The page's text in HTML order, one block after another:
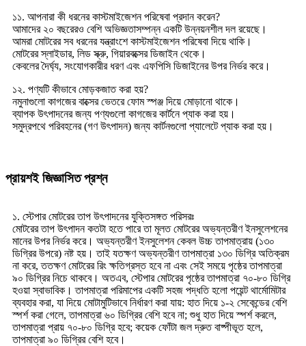
১১. আপনারা কী ধরনের কাস্টমাইজেশন পরিষেবা প্রদান করেন?
আমাদের ২০ বছরেরও বেশি অভিজ্ঞতাসম্পন্ন একটি উন্নয়নশীল দল রয়েছে।
আমরা মোটরের সব ধরনের যন্ত্রাংশে কাস্টমাইজেশন পরিষেবা দিয়ে থাকি।
মোটরের স্লাইডার, লিড স্ক্রু, গিয়ারবক্সের ডিজাইন থেকে।
কেবলের দৈর্ঘ্য, সংযোগকারীর ধরণ এবং এফপিসি ডিজাইনের উপর নির্ভর করে।
১২. পণ্যটি কীভাবে মোড়কজাত করা হয়?
নমুনাগুলো কাগজের বাক্সের ভেতরে ফোম স্পঞ্জ দিয়ে মোড়ানো থাকে।
ব্যাপক উৎপাদনের জন্য পণ্যগুলো কাগজের কার্টনে প্যাক করা হয়।
সমুদ্রপথে পরিবহনের (গণ উৎপাদন) জন্য কার্টনগুলো প্যালেটে প্যাক করা হয়।
প্রায়শই জিজ্ঞাসিত প্রশ্ন
১. স্টেপার মোটরের তাপ উৎপাদনের যুক্তিসঙ্গত পরিসরঃ
মোটরের তাপ উৎপাদন কতটা হতে পারে তা মূলত মোটরের অভ্যন্তরীণ ইনসুলেশনের
মানের উপর নির্ভর করে। অভ্যন্তরীণ ইনসুলেশন কেবল উচ্চ তাপমাত্রায় (১৩০
ডিগ্রির উপরে) নষ্ট হয়। তাই যতক্ষণ অভ্যন্তরীণ তাপমাত্রা ১৩০ ডিগ্রি অতিক্রম
না করে, ততক্ষণ মোটরের রিং ক্ষতিগ্রস্ত হবে না এবং সেই সময়ে পৃষ্ঠের তাপমাত্রা
৯০ ডিগ্রির নিচে থাকবে। অতএব, স্টেপার মোটরের পৃষ্ঠের তাপমাত্রা ৭০-৮০ ডিগ্রি
হওয়া স্বাভাবিক। তাপমাত্রা পরিমাপের একটি সহজ পদ্ধতি হলো পয়েন্ট থার্মোমিটার
ব্যবহার করা, যা দিয়ে মোটামুটিভাবে নির্ধারণ করা যায়: হাত দিয়ে ১-২ সেকেন্ডের বেশি
স্পর্শ করা গেলে, তাপমাত্রা ৬০ ডিগ্রির বেশি হবে না; শুধু হাত দিয়ে স্পর্শ করলে,
তাপমাত্রা প্রায় ৭০-৮০ ডিগ্রি হবে; কয়েক ফোঁটা জল দ্রুত বাষ্পীভূত হলে,
তাপমাত্রা ৯০ ডিগ্রির বেশি হবে।